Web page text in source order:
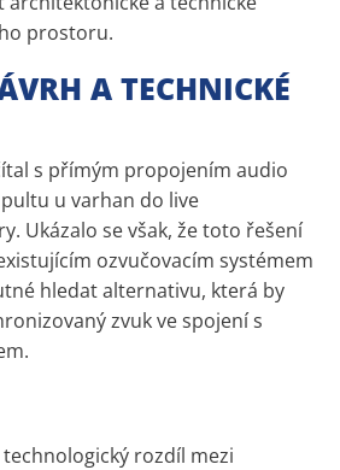
prostoru.
A TECHNICKÉ
s přímým propojením audio
u varhan do live
Ukázalo se však, že toto řešení
ozvučovacím systémem
hledat alternativu, která by
zvuk ve spojení s
rozdíl mezi